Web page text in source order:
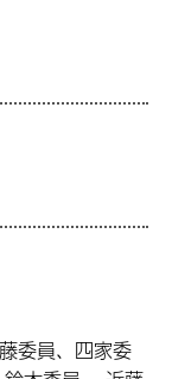
委員、四家委